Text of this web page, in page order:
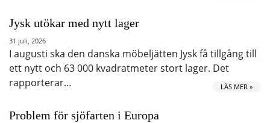
Jysk utökar med nytt lager
31 juli, 2026
I augusti ska den danska möbeljätten Jysk få tillgång till
ett nytt och 63 000 kvadratmeter stort lager. Det
rapporterar…
LÄS MER »
Problem för sjöfarten i Europa